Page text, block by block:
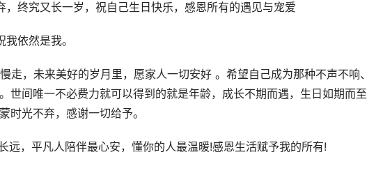
终究又长一岁，祝自己生日快乐，感恩所有的遇见与宠爱
依然是我。
走，未来美好的岁月里，愿家人一切安好 。希望自己成为那种不声不响
世间唯一不必费力就可以得到的就是年龄，成长不期而遇，生日如期而
时光不弃，感谢一切给予。
远，平凡人陪伴最心安，懂你的人最温暖!感恩生活赋予我的所有!